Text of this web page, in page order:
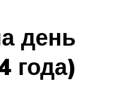
день
года)